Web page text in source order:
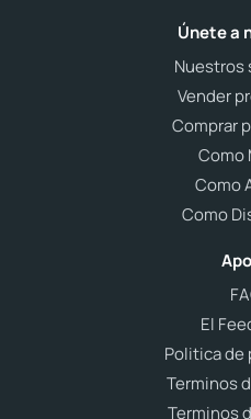
Únete a
Nuestros
Vender
Comprar
Como
Como
Como
El
Politica de
Terminos
Terminos